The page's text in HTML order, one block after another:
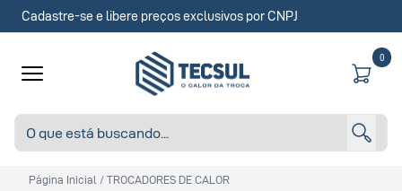
Cadastre-se e libere preços exclusivos por CNPJ
0
Página Inicial / TROCADORES DE CALOR